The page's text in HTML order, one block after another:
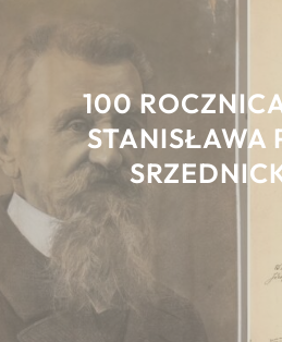
100
STANISŁAWA